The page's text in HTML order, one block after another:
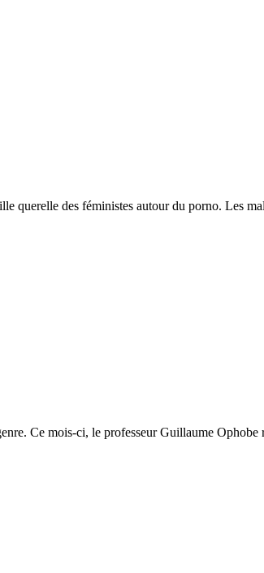
querelle des féministes autour du porno. Les
Ce mois-ci, le professeur Guillaume